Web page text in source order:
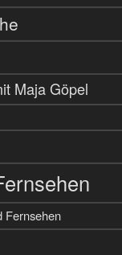
Maja Göpel
Fernsehen